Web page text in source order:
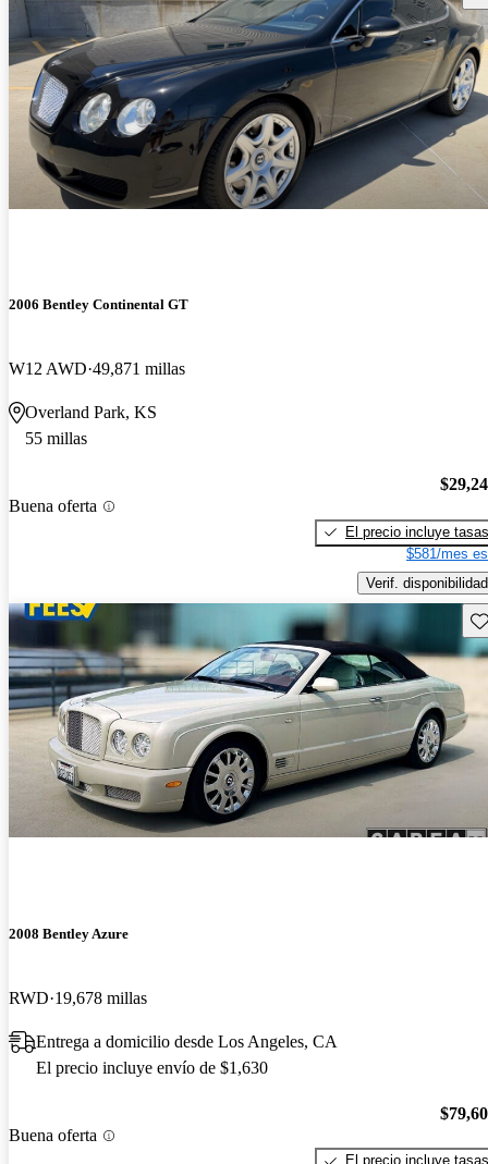
2006 Bentley Continental GT
W12 AWD 49,871 millas
Overland Park, KS
55 millas
Buena oferta
El precio incluye tasas
$581/mes
Verif. disponibilidad
2008 Bentley Azure
RWD 19,678 millas
Entrega a domicilio desde Los Angeles, CA
El precio incluye envío de $1,630
Buena oferta
El precio incluye tasas